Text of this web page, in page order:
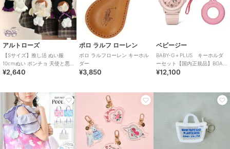
アルトローズ
【Sサイズ】推し活 ぬい服
10cmぬい ポンチョ 天使と悪
魔 キーホルダー
¥2,640
ポロ ラルフ ローレン
ポロ ラルフローレン キーホル
ダー
¥3,850
ベビージー
BABY-G＋PLUS キーホルダ
ーセット【国内正規品】BGA-
15K-4AJR
¥12,100